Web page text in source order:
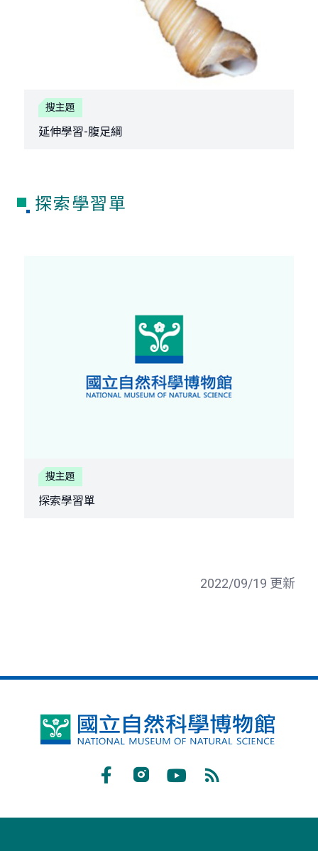
搜主題
延伸學習-腹足綱
探索學習單
搜主題
探索學習單
2022/09/19 更新
國